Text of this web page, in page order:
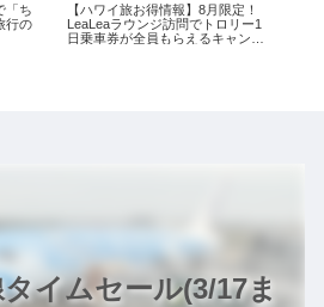
「ち
行の
【ハワイ旅お得情報】8月限定！
LeaLeaラウンジ訪問でトロリー1
日乗車券が全員もらえるキャンペ
イムセール(3/17ま